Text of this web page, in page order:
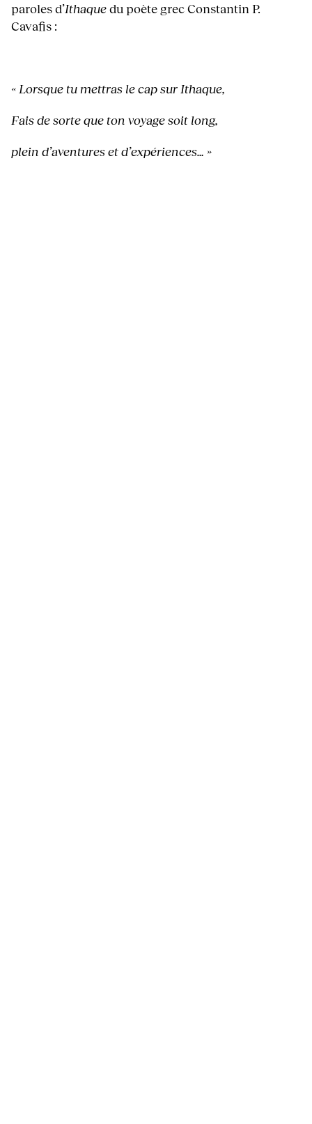
paroles d’Ithaquedu poète grec Constantin P.
Cavafis :
« Lorsque tu mettras le cap sur Ithaque,
Fais de sorte que ton voyage soit long,
plein d’aventures et d’expériences… »